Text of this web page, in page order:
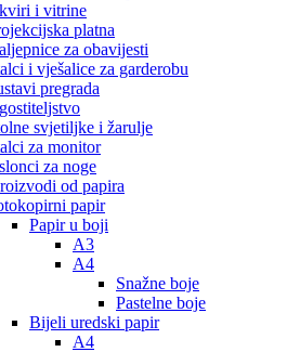
i vitrine
platna
za obavijesti
i vješalice za garderobu
pregrada
svjetiljke i žarulje
za monitor
za noge
od papira
papir
Papir u boji
A3
A4
Snažne boje
Pastelne boje
Bijeli uredski papir
A4